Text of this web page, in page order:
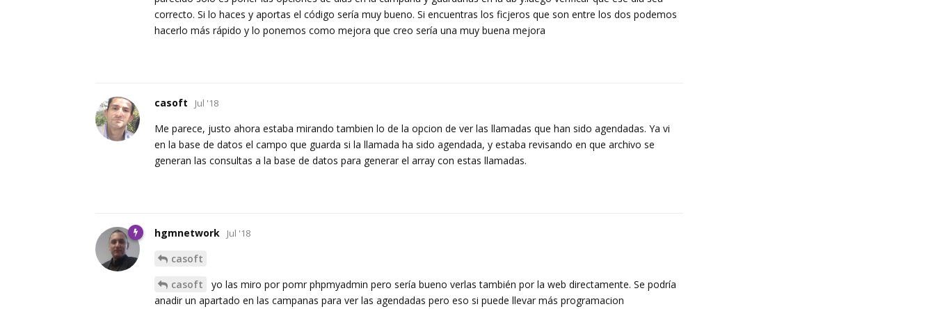
correcto. Si lo haces y aportas el código sería muy bueno. Si encuentras los ficjeros que son entre los dos podemos
hacerlo más rápido y lo ponemos como mejora que creo sería una muy buena mejora
casoft Jul '18
Me parece, justo ahora estaba mirando tambien lo de la opcion de ver las llamadas que han sido agendadas. Ya vi
en la base de datos el campo que guarda si la llamada ha sido agendada, y estaba revisando en que archivo se
generan las consultas a la base de datos para generar el array con estas llamadas.
hgmnetwork Jul '18
casoft
casoft
yo las miro por pomr phpmyadmin pero sería bueno verlas también por la web directamente. Se podría
anadir un apartado en las campanas para ver las agendadas pero eso si puede llevar más programacion